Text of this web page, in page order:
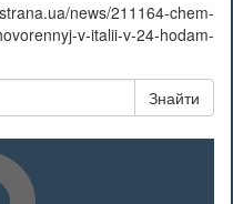
news/211164-chem-
v-italii-v-24-hodam-
Знайти